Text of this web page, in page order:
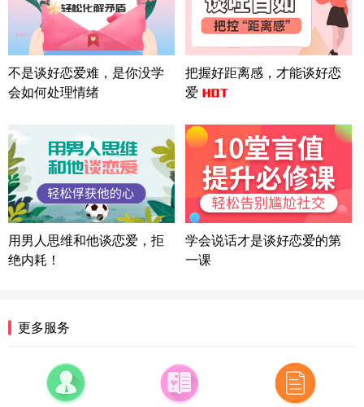
微信用户 巧?媚儿 通过此页面咨询，已获得专属情感
方案
上海-浦东 177****9074
56分钟前
微信用户 Liberty 通过此页面咨询，已获得专属情感
方案
广东-广州 188****5632
湖北-武汉 135****7410
41分钟前
微信用户 困困魚? 通过此页面咨询，已获得专属情感
方案
陕西-西安 139****6283
3分钟前
情感方案
浙江-宁波 150****8921
福建-厦门 159****4462
53分钟前
微信用户 凌乱小羊 通过此页面咨询，已获得专属情
不是谈好恋爱难，是你没学
会如何处理情绪
把握好距离感，才能谈好恋
爱
用男人思维和他谈恋爱，拒
绝内耗！
学会说话才是谈好恋爱的第
一课
更多服务